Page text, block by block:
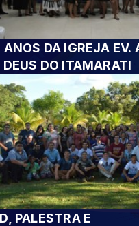
DA IGREJA EV.
DEUS DO ITAMARATI
PALESTRA E